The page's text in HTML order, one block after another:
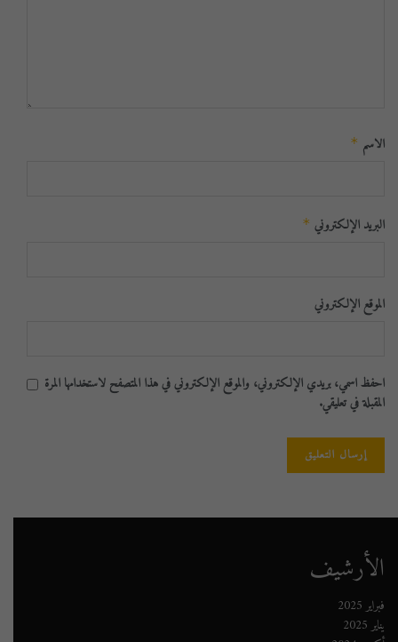
الاسم *
البريد الإلكتروني *
الموقع الإلكتروني
احفظ اسمي، بريدي الإلكتروني، والموقع الإلكتروني في هذا المتصفح لاستخدامها المرة
المقبلة في تعليقي.
الأرشيف
فبراير 2025
يناير 2025